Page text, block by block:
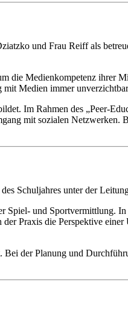
und Frau Reiff als
die Medienkompetenz ihrer
Medien immer
Im Rahmen des „Peer-
mit sozialen Netzwerken.
Schuljahres unter der
und Sportvermittlung.
Praxis die Perspektive
der Planung und